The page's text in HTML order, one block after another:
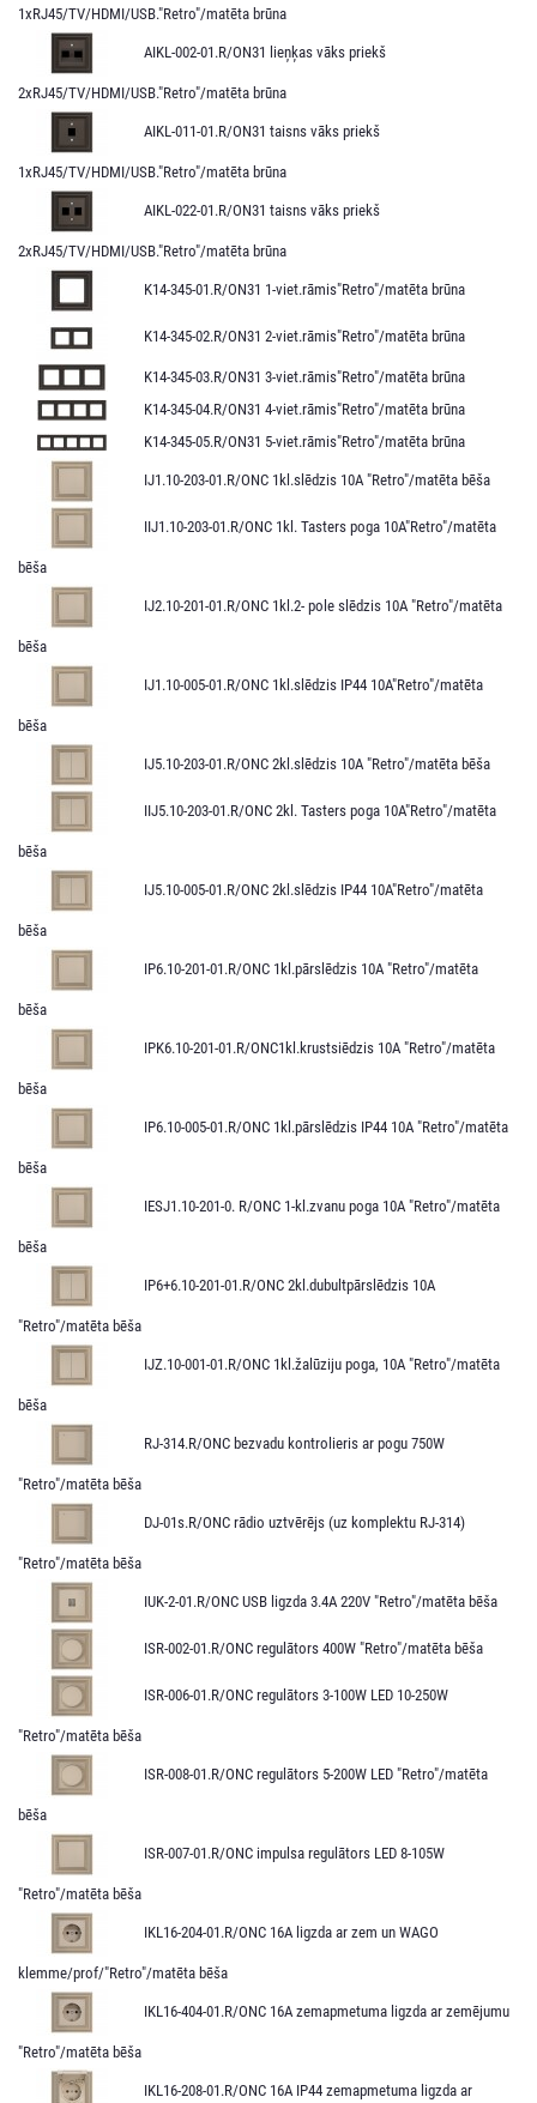
1xRJ45/TV/HDMI/USB."Retro"/matēta brūna
AIKL-002-01.R/ON31 lieņķas vāks priekš
2xRJ45/TV/HDMI/USB."Retro"/matēta brūna
AIKL-011-01.R/ON31 taisns vāks priekš
1xRJ45/TV/HDMI/USB."Retro"/matēta brūna
AIKL-022-01.R/ON31 taisns vāks priekš
2xRJ45/TV/HDMI/USB."Retro"/matēta brūna
K14-345-01.R/ON31 1-viet.rāmis"Retro"/matēta brūna
K14-345-02.R/ON31 2-viet.rāmis"Retro"/matēta brūna
K14-345-03.R/ON31 3-viet.rāmis"Retro"/matēta brūna
K14-345-04.R/ON31 4-viet.rāmis"Retro"/matēta brūna
K14-345-05.R/ON31 5-viet.rāmis"Retro"/matēta brūna
IJ1.10-203-01.R/ONC 1kl.slēdzis 10A "Retro"/matēta bēša
IIJ1.10-203-01.R/ONC 1kl. Tasters poga 10A"Retro"/matēta
bēša
IJ2.10-201-01.R/ONC 1kl.2- pole slēdzis 10A "Retro"/matēta
bēša
IJ1.10-005-01.R/ONС 1kl.slēdzis IP44 10A"Retro"/matēta
bēša
IJ5.10-203-01.R/ONC 2kl.slēdzis 10A "Retro"/matēta bēša
IIJ5.10-203-01.R/ONC 2kl. Tasters poga 10A"Retro"/matēta
bēša
IJ5.10-005-01.R/ONC 2kl.slēdzis IP44 10A"Retro"/matēta
bēša
IP6.10-201-01.R/ONC 1kl.pārslēdzis 10A "Retro"/matēta
bēša
IPK6.10-201-01.R/ONC1kl.krustsiēdzis 10A "Retro"/matēta
bēša
IP6.10-005-01.R/ONC 1kl.pārslēdzis IP44 10A "Retro"/matēta
bēša
IESJ1.10-201-0. R/ONC 1-kl.zvanu poga 10A "Retro"/matēta
bēša
IP6+6.10-201-01.R/ONC 2kl.dubultpārslēdzis 10A
"Retro"/matēta bēša
IJZ.10-001-01.R/ONC 1kl.žalūziju poga, 10A "Retro"/matēta
bēša
RJ-314.R/ONC bezvadu kontrolieris ar pogu 750W
"Retro"/matēta bēša
DJ-01s.R/ONC rādio uztvērējs (uz komplektu RJ-314)
"Retro"/matēta bēša
IUK-2-01.R/ONC USB ligzda 3.4A 220V "Retro"/matēta bēša
ISR-002-01.R/ONC regulātors 400W "Retro"/matēta bēša
ISR-006-01.R/ONC regulātors 3-100W LED 10-250W
"Retro"/matēta bēša
ISR-008-01.R/ONC regulātors 5-200W LED "Retro"/matēta
bēša
ISR-007-01.R/ONC impulsa regulātors LED 8-105W
"Retro"/matēta bēša
IKL16-204-01.R/ONC 16A ligzda ar zem un WAGO
klemme/prof/"Retro"/matēta bēša
IKL16-404-01.R/ONC 16A zemapmetuma ligzda ar zemējumu
"Retro"/matēta bēša
IKL16-208-01.R/ONC 16A IP44 zemapmetuma ligzda ar